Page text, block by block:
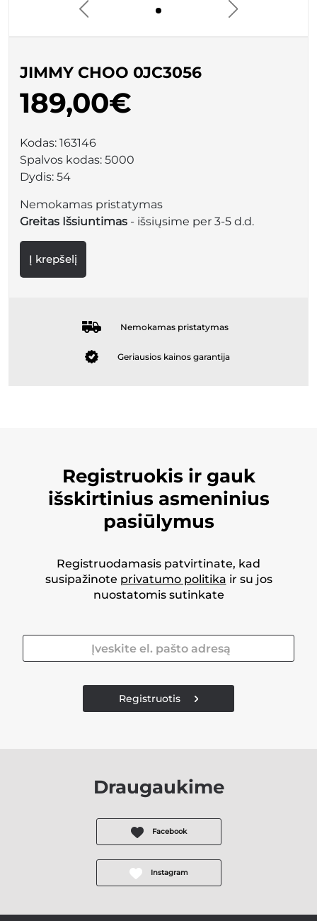
JIMMY CHOO 0JC3056
189,00€
Kodas: 163146
Spalvos kodas: 5000
Dydis: 54
Nemokamas pristatymas
Greitas Išsiuntimas - išsiųsime per 3-5 d.d.
Į krepšelį
Nemokamas pristatymas
Geriausios kainos garantija
Registruokis ir gauk
išskirtinius asmeninius
pasiūlymus
Registruodamasis patvirtinate, kad
susipažinote privatumo politika ir su jos
nuostatomis sutinkate
Registruotis
Draugaukime
Facebook
Instagram